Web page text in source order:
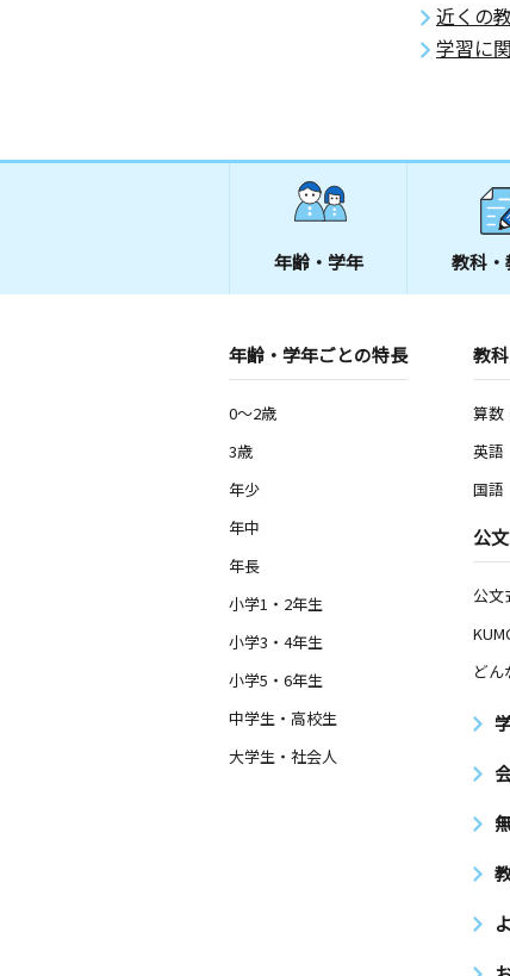
近くの
学習に
年齢・学年 教科・
年齢・学年ごとの特長
0～2歳
3歳
年少
年中
年長
小学1・2年生
小学3・4年生
小学5・6年生
中学生・高校生
大学生・社会人
教
算数
英語
国語
公
公文
どん